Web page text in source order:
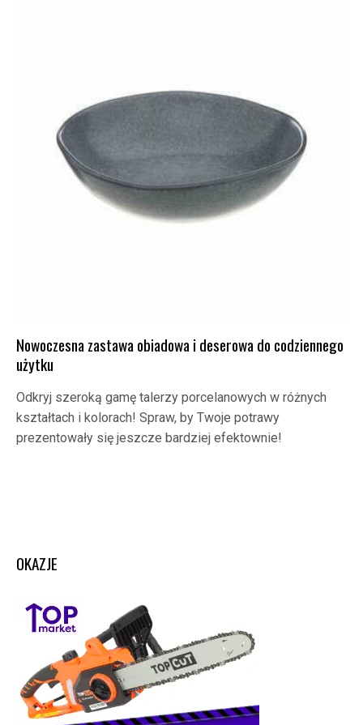
Nowoczesna zastawa obiadowa i deserowa do codziennego
użytku
Odkryj szeroką gamę talerzy porcelanowych w różnych
kształtach i kolorach! Spraw, by Twoje potrawy
prezentowały się jeszcze bardziej efektownie!
OKAZJE